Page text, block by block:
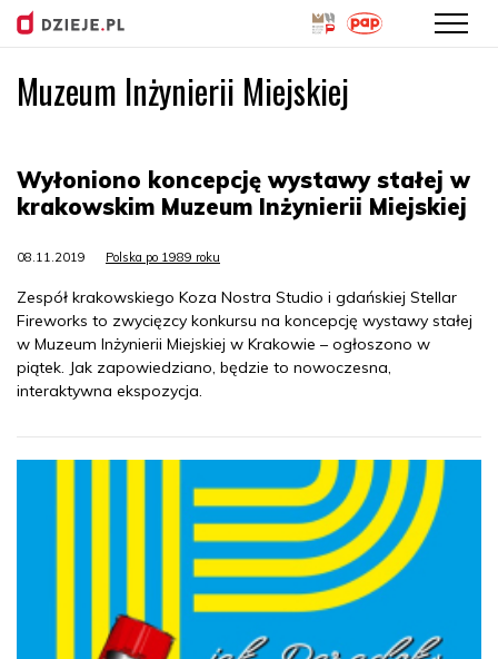
Przejdź
do
Muzeum Inżynierii Miejskiej
Wyłoniono koncepcję wystawy stałej w
krakowskim Muzeum Inżynierii Miejskiej
08.11.2019 Polska po 1989 roku
Zespół krakowskiego Koza Nostra Studio i gdańskiej Stellar
Fireworks to zwycięzcy konkursu na koncepcję wystawy stałej
w Muzeum Inżynierii Miejskiej w Krakowie – ogłoszono w
piątek. Jak zapowiedziano, będzie to nowoczesna,
interaktywna ekspozycja.